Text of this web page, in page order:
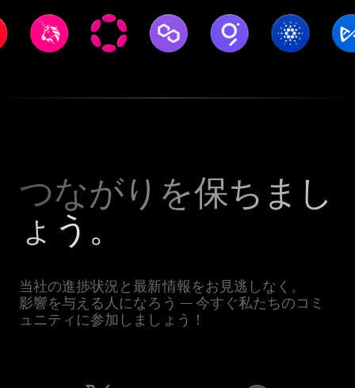
つながりを保ちまし
ょう。
当社の進捗状況と最新情報をお見逃しなく。
影響を与える人になろう — 今すぐ私たちのコミ
ュニティに参加しましょう！